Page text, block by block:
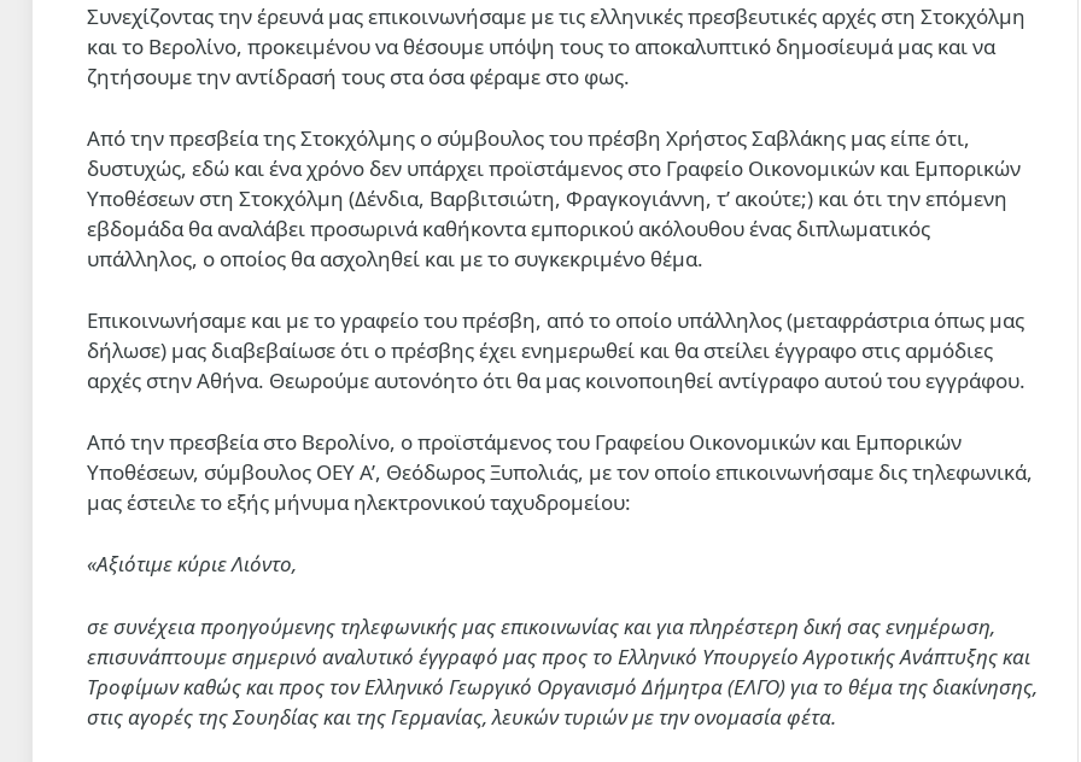
Συνεχίζοντας την έρευνά μας επικοινωνήσαμε με τις ελληνικές πρεσβευτικές αρχές στη Στοκχόλμη
και το Βερολίνο, προκειμένου να θέσουμε υπόψη τους το αποκαλυπτικό δημοσίευμά μας και να
ζητήσουμε την αντίδρασή τους στα όσα φέραμε στο φως.
Από την πρεσβεία της Στοκχόλμης ο σύμβουλος του πρέσβη Χρήστος Σαβλάκης μας είπε ότι,
δυστυχώς, εδώ και ένα χρόνο δεν υπάρχει προϊστάμενος στο Γραφείο Οικονομικών και Εμπορικών
Υποθέσεων στη Στοκχόλμη (Δένδια, Βαρβιτσιώτη, Φραγκογιάννη, τ’ ακούτε;) και ότι την επόμενη
εβδομάδα θα αναλάβει προσωρινά καθήκοντα εμπορικού ακόλουθου ένας διπλωματικός
υπάλληλος, ο οποίος θα ασχοληθεί και με το συγκεκριμένο θέμα.
Επικοινωνήσαμε και με το γραφείο του πρέσβη, από το οποίο υπάλληλος (μεταφράστρια όπως μας
δήλωσε) μας διαβεβαίωσε ότι ο πρέσβης έχει ενημερωθεί και θα στείλει έγγραφο στις αρμόδιες
αρχές στην Αθήνα. Θεωρούμε αυτονόητο ότι θα μας κοινοποιηθεί αντίγραφο αυτού του εγγράφου.
Από την πρεσβεία στο Βερολίνο, ο προϊστάμενος του Γραφείου Οικονομικών και Εμπορικών
Υποθέσεων, σύμβουλος ΟΕΥ Α’, Θεόδωρος Ξυπολιάς, με τον οποίο επικοινωνήσαμε δις τηλεφωνικά,
μας έστειλε το εξής μήνυμα ηλεκτρονικού ταχυδρομείου:
«Αξιότιμε κύριε Λιόντο,
σε συνέχεια προηγούμενης τηλεφωνικής μας επικοινωνίας και για πληρέστερη δική σας ενημέρωση,
επισυνάπτουμε σημερινό αναλυτικό έγγραφό μας προς το Ελληνικό Υπουργείο Αγροτικής Ανάπτυξης και
Τροφίμων καθώς και προς τον Ελληνικό Γεωργικό Οργανισμό Δήμητρα (ΕΛΓΟ) για το θέμα της διακίνησης,
στις αγορές της Σουηδίας και της Γερμανίας, λευκών τυριών με την ονομασία φέτα.